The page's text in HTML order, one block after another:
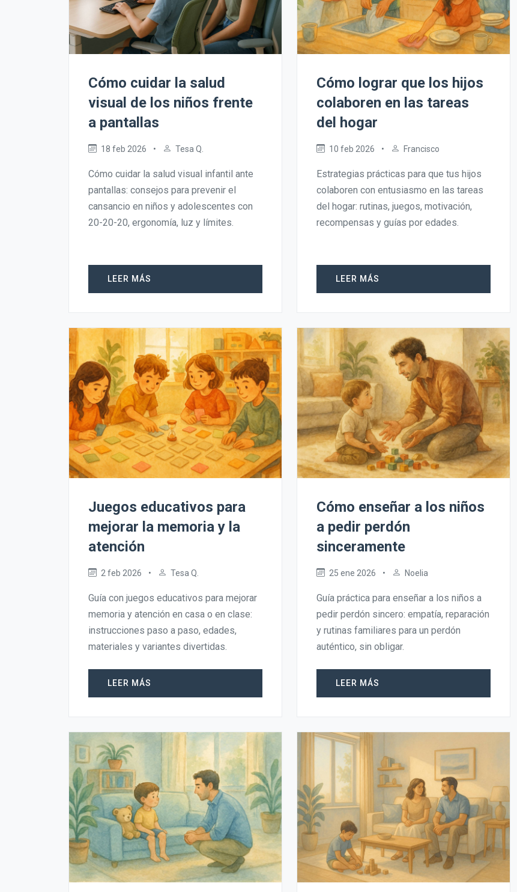
Cómo cuidar la salud
visual de los niños frente
a pantallas
18 feb 2026 • Tesa Q.
Cómo cuidar la salud visual infantil ante
pantallas: consejos para prevenir el
cansancio en niños y adolescentes con
20-20-20, ergonomía, luz y límites.
LEER MÁS
Cómo lograr que los hijos
colaboren en las tareas
del hogar
10 feb 2026 • Francisco
Estrategias prácticas para que tus hijos
colaboren con entusiasmo en las tareas
del hogar: rutinas, juegos, motivación,
recompensas y guías por edades.
LEER MÁS
Juegos educativos para
mejorar la memoria y la
atención
2 feb 2026 • Tesa Q.
Guía con juegos educativos para mejorar
memoria y atención en casa o en clase:
instrucciones paso a paso, edades,
materiales y variantes divertidas.
LEER MÁS
Cómo enseñar a los niños
a pedir perdón
sinceramente
25 ene 2026 • Noelia
Guía práctica para enseñar a los niños a
pedir perdón sincero: empatía, reparación
y rutinas familiares para un perdón
auténtico, sin obligar.
LEER MÁS